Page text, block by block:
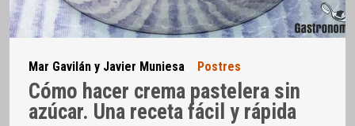
Mar Gavilán y Javier Muniesa Postres
Cómo hacer crema pastelera sin
azúcar. Una receta fácil y rápida